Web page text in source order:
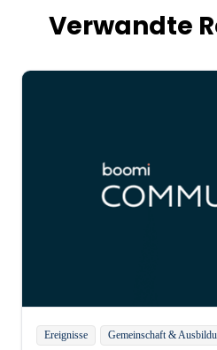
Verwandte
Ereignisse Gemeinschaft &